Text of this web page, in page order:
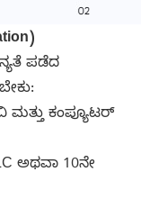
ಪಡೆದ
ಮತ್ತು ಕಂಪ್ಯೂಟರ್
ಅಥವಾ 10ನೇ